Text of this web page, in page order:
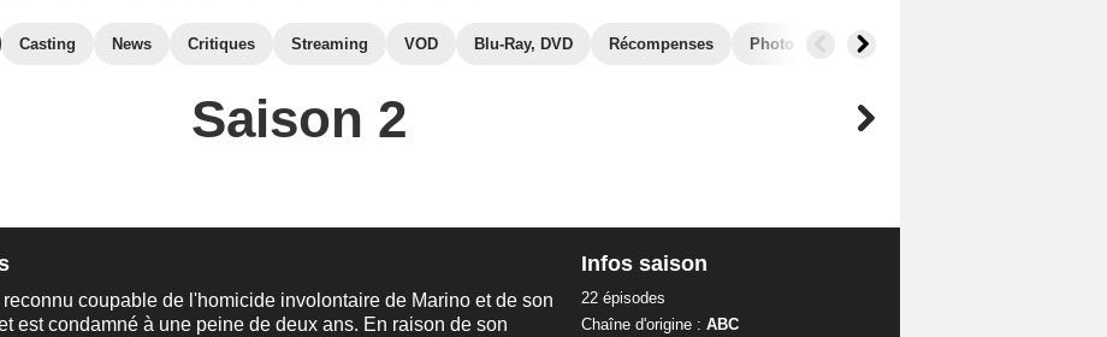
Casting News Critiques Streaming VOD Blu-Ray, DVD Récompenses Photos Secrets de tournage
Saison 2
reconnu coupable de l'homicide involontaire de Marino et de son
est condamné à une peine de deux ans. En raison de son
Infos saison
22 épisodes
Chaîne d'origine : ABC